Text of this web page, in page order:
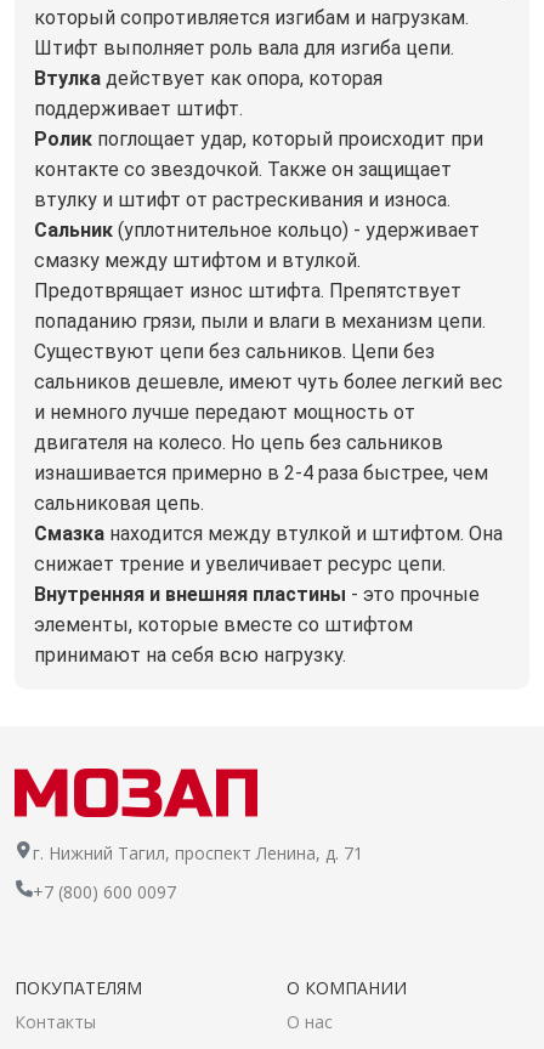
который сопротивляется изгибам и нагрузкам.
Штифт выполняет роль вала для изгиба цепи.
Втулка действует как опора, которая
поддерживает штифт.
Ролик поглощает удар, который происходит при
контакте со звездочкой. Также он защищает
втулку и штифт от растрескивания и износа.
Сальник (уплотнительное кольцо) - удерживает
смазку между штифтом и втулкой.
Предотврящает износ штифта. Препятствует
попаданию грязи, пыли и влаги в механизм цепи.
Существуют цепи без сальников. Цепи без
сальников дешевле, имеют чуть более легкий вес
и немного лучше передают мощность от
двигателя на колесо. Но цепь без сальников
изнашивается примерно в 2-4 раза быстрее, чем
сальниковая цепь.
Смазка находится между втулкой и штифтом. Она
снижает трение и увеличивает ресурс цепи.
Внутренняя и внешняя пластины - это прочные
элементы, которые вместе со штифтом
принимают на себя всю нагрузку.
г. Нижний Тагил, проспект Ленина, д. 71
+7 (800) 600 0097
ПОКУПАТЕЛЯМ
Контакты
О КОМПАНИИ
О нас